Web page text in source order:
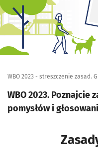
WBO 2023 - streszczenie zasad.
WBO 2023. Poznajcie
pomysłów i